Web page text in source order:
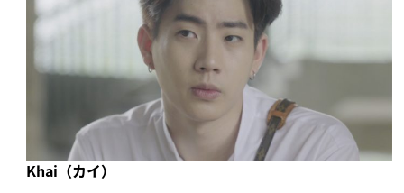
Khai（カイ）